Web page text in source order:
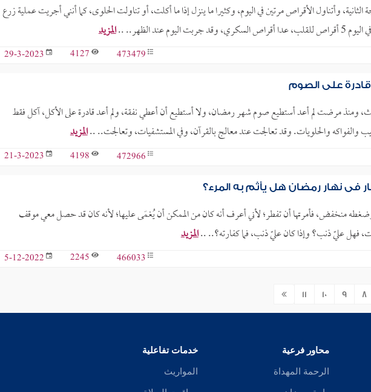
منذ: 2004، من الدرجة الثانية، وأتناول الأقراص مرتين في اليوم، وكثيرا ما ينزل إذا ما أكلت، أو تناولت الحلوى، كما أنني أجريت عملية زرع
عند الظهر.. ..
المزيد
473479
4127
29-3-2023
على الصوم
مرض خبيث، ومنذ مرضت لم أعد أستطيع صوم شهر رمضان، ولا أستطيع أن أعطي نفقة، ولم أعد قادرة على الأكل، آكل فقط
والفواكه والحلويات. وقد تعالجت عند معالج بالقرآن، وفي المستشفيات، وتعالجت.. ..المزيد
472966
4198
21-3-2023
في نهار رمضان هل يأثم به المرء؟
منخفض، فأمرتها أن تفطر؛ لأني أعرف أنه كان من الممكن أن يُغمَى عليها؛ لأنه كان قد حصل معي موقف
فهل عليّ ذنب؟ وإذا كان عليّ ذنب، فما كفارته؟.. ..المزيد
466033
2245
5-12-2022
8
9
10
11
محاور فرعية
الرحمة المهداة
خدمات تفاعلية
المواريث